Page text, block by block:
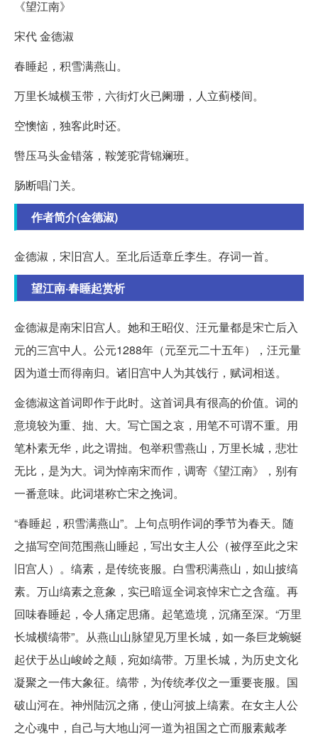
《望江南》
宋代 金德淑
春睡起，积雪满燕山。
万里长城横玉带，六街灯火已阑珊，人立蓟楼间。
空懊恼，独客此时还。
辔压马头金错落，鞍笼驼背锦斓班。
肠断唱门关。
作者简介(金德淑)
金德淑，宋旧宫人。至北后适章丘李生。存词一首。
望江南·春睡起赏析
金德淑是南宋旧宫人。她和王昭仪、汪元量都是宋亡后入
元的三宫中人。公元1288年（元至元二十五年），汪元量
因为道士而得南归。诸旧宫中人为其饯行，赋词相送。
金德淑这首词即作于此时。这首词具有很高的价值。词的
意境较为重、拙、大。写亡国之哀，用笔不可谓不重。用
笔朴素无华，此之谓拙。包举积雪燕山，万里长城，悲壮
无比，是为大。词为悼南宋而作，调寄《望江南》，别有
一番意味。此词堪称亡宋之挽词。
“春睡起，积雪满燕山”。上句点明作词的季节为春天。随
之描写空间范围燕山睡起，写出女主人公（被俘至此之宋
旧宫人）。缟素，是传统丧服。白雪积满燕山，如山披缟
素。万山缟素之意象，实已暗逗全词哀悼宋亡之含蕴。再
回味春睡起，令人痛定思痛。起笔造境，沉痛至深。“万里
长城横缟带”。从燕山山脉望见万里长城，如一条巨龙蜿蜒
起伏于丛山峻岭之颠，宛如缟带。万里长城，为历史文化
凝聚之一伟大象征。缟带，为传统孝仪之一重要丧服。国
破山河在。神州陆沉之痛，使山河披上缟素。在女主人公
之心魂中，自己与大地山河一道为祖国之亡而服素戴孝